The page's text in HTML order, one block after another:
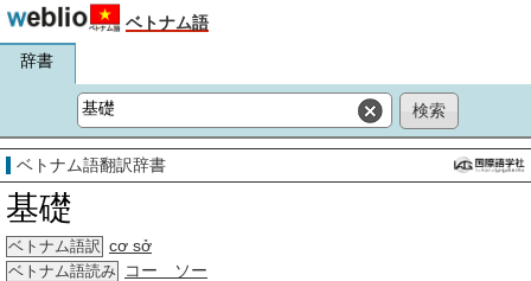
ベトナム語
辞書
ベトナム語翻訳辞書
基礎
ベトナム語訳 cơ sở
ベトナム語読み コー ソー